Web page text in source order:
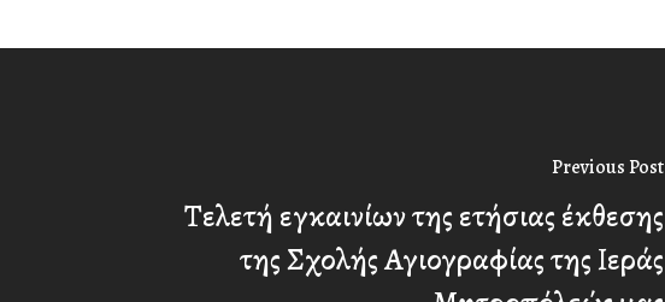
Previous Post
Τελετή εγκαινίων της ετήσιας έκθεσης
της Σχολής Αγιογραφίας της Ιεράς